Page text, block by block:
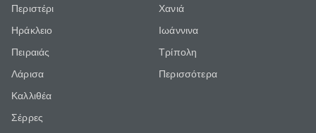
Περιστέρι
Ηράκλειο
Πειραιάς
Λάρισα
Καλλιθέα
Σέρρες
Χανιά
Ιωάννινα
Τρίπολη
Περισσότερα